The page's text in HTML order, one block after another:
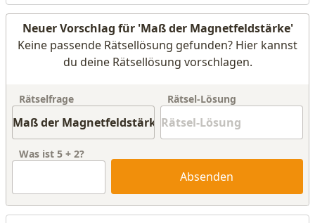
Neuer Vorschlag für 'Maß der Magnetfeldstärke'
Keine passende Rätsellösung gefunden? Hier kannst
du deine Rätsellösung vorschlagen.
Rätselfrage Rätsel-Lösung
Was ist 5 + 2?
Absenden